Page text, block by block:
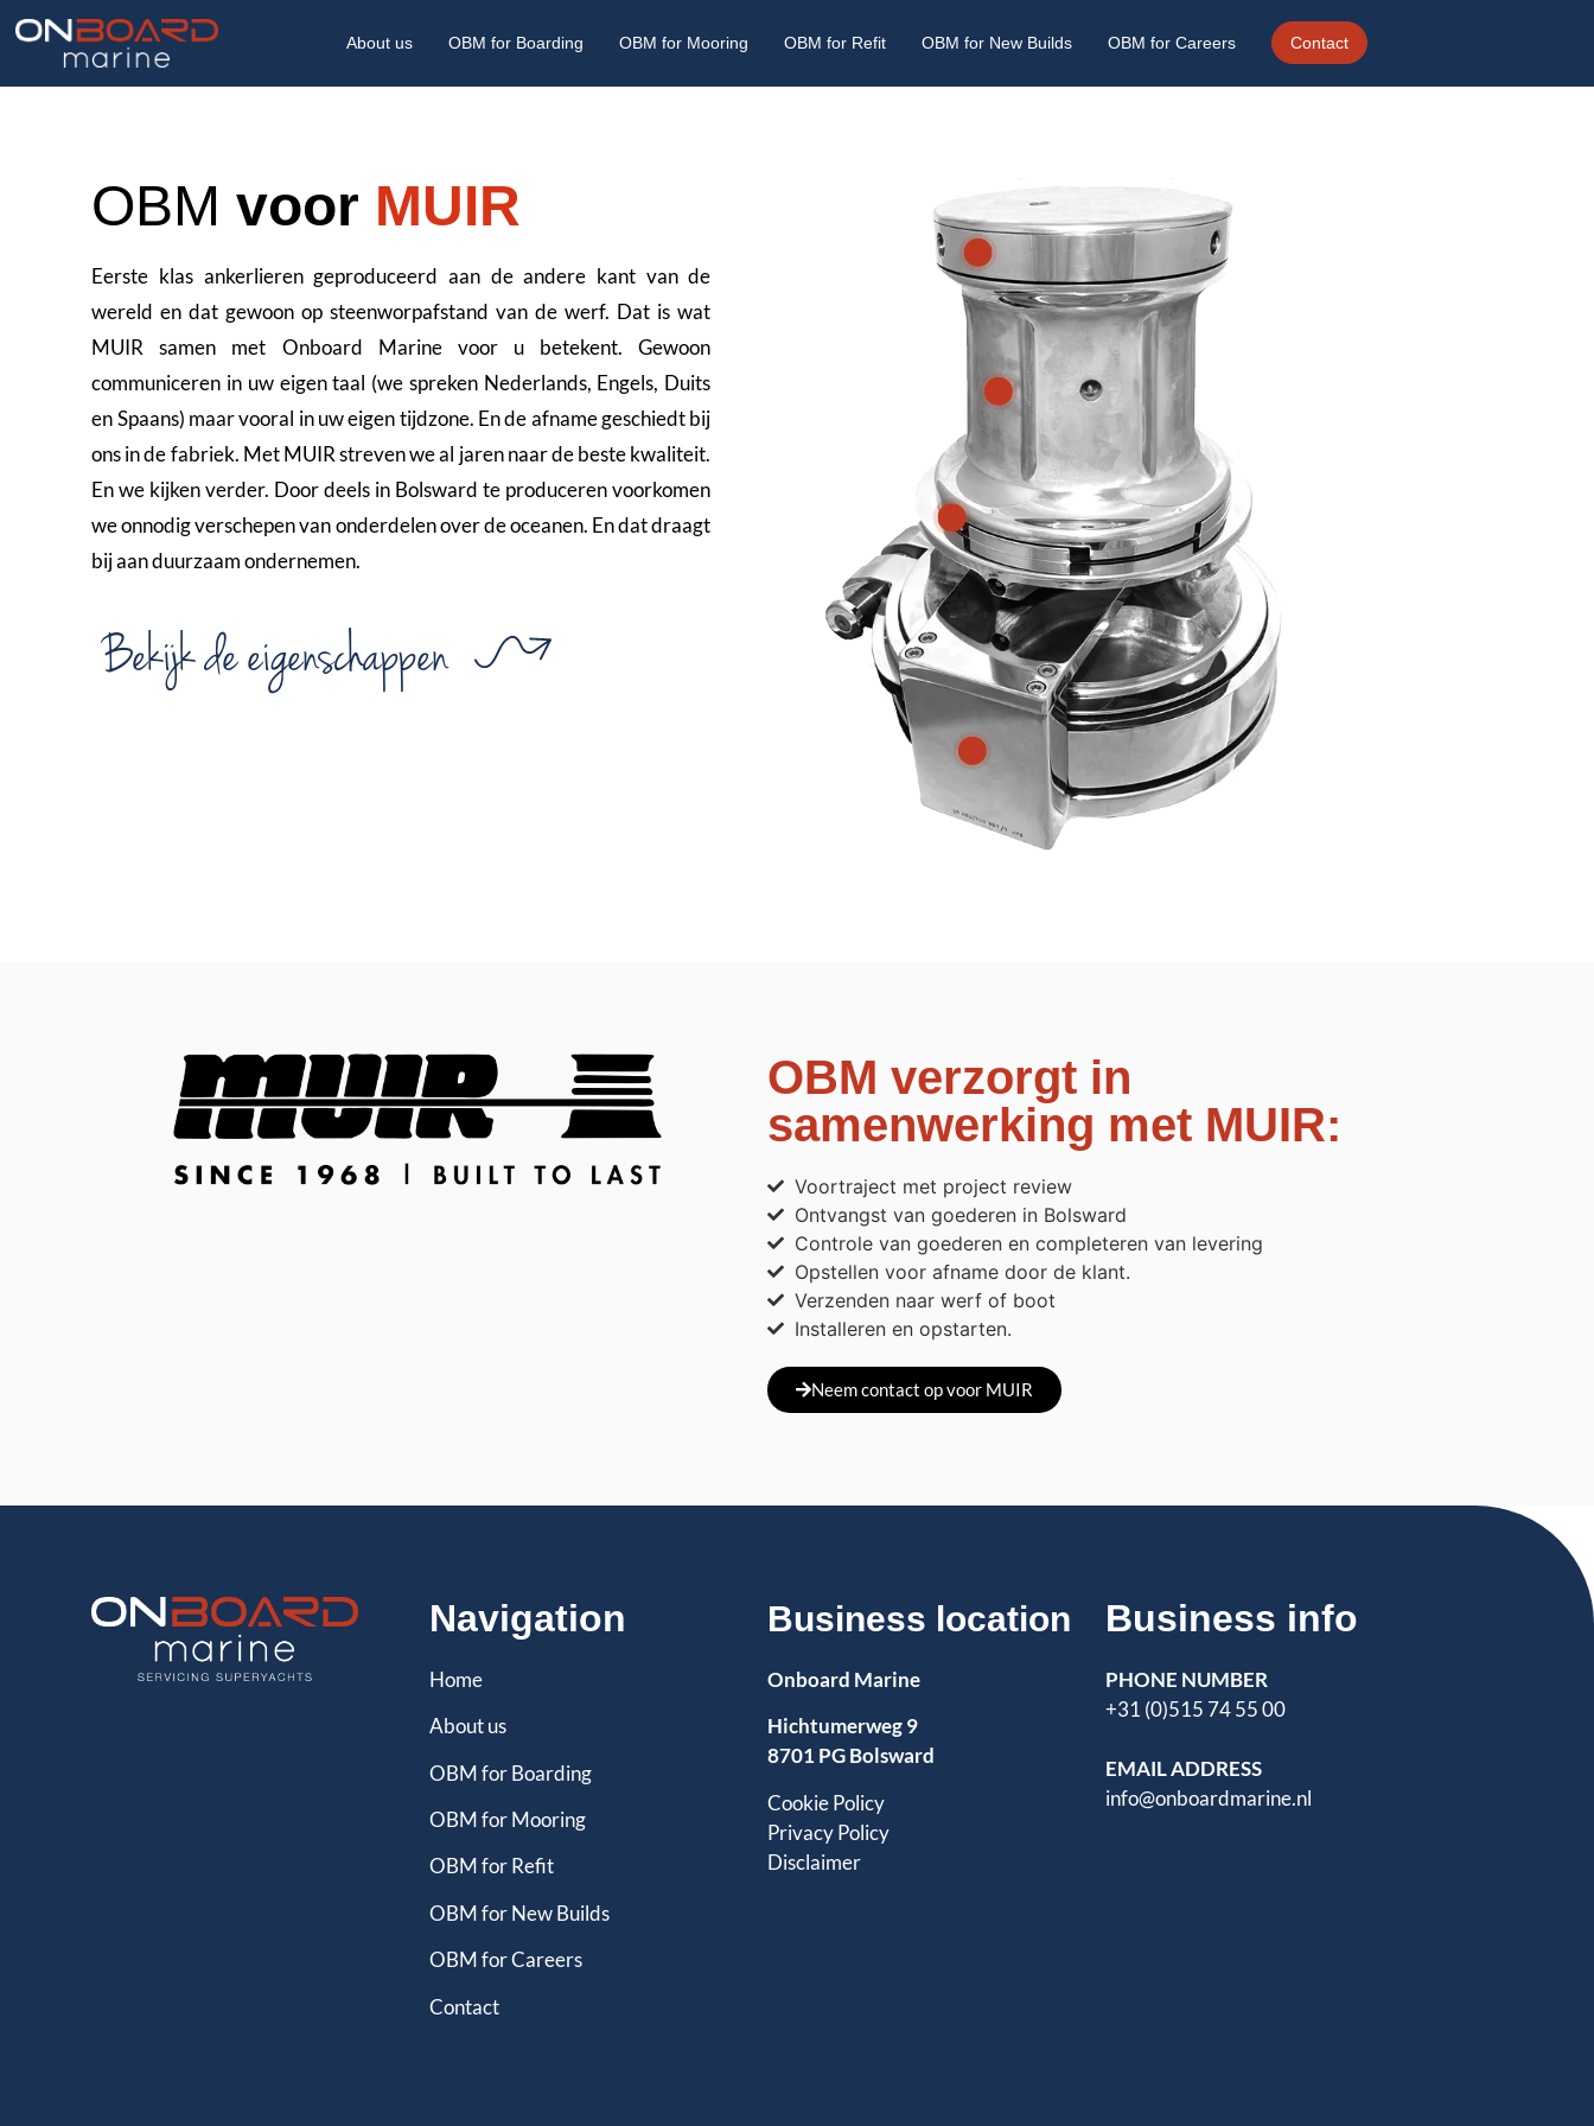
About us OBM for Boarding OBM for Mooring OBM for Refit OBM for New Builds OBM for Careers Contact
OBMvoor MUIR
Eerste klas ankerlieren geproduceerd aan de andere kant van de
wereld en dat gewoon op steenworpafstand van de werf. Dat is wat
MUIR samen met Onboard Marine voor u betekent. Gewoon
communiceren in uw eigen taal (we spreken Nederlands, Engels, Duits
en Spaans) maar vooral in uw eigen tijdzone. En de afname geschiedt bij
ons in de fabriek. Met MUIR streven we al jaren naar de beste kwaliteit.
En we kijken verder. Door deels in Bolsward te produceren voorkomen
we onnodig verschepen van onderdelen over de oceanen. En dat draagt
bij aan duurzaam ondernemen.
Bekijk de eigenschappen
In-house testing
OBM verzorgt in
samenwerking met MUIR:
Voortraject met project review
Ontvangst van goederen in Bolsward
Controle van goederen en completeren van levering
Opstellen voor afname door de klant.
Verzenden naar werf of boot
Installeren en opstarten.
Neem contact op voor MUIR
Navigation
Home
About us
OBM for Boarding
OBM for Mooring
OBM for Refit
OBM for New Builds
OBM for Careers
Contact
Business location
Onboard Marine
Hichtumerweg 9
8701 PG Bolsward
Cookie Policy
Privacy Policy
Disclaimer
Business info
PHONE NUMBER
+31 (0)515 74 55 00
EMAIL ADDRESS
info@onboardmarine.nl